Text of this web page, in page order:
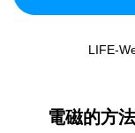
LIFE-
電磁的方